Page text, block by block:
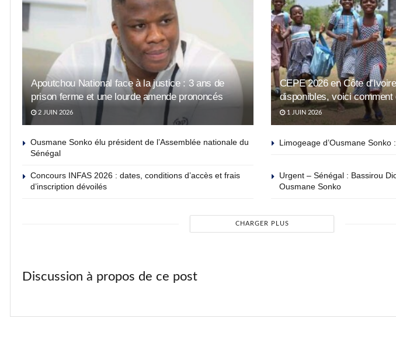
Apoutchou National face à la justice : 3 ans de
prison ferme et une lourde amende prononcés
2 JUIN 2026
CEPE 2026 en Côte
disponibles, voici comment
1 JUIN 2026
Ousmane Sonko élu président de l’Assemblée nationale du
Sénégal
Limogeage d’Ousmane
Concours INFAS 2026 : dates, conditions d’accès et frais
d’inscription dévoilés
Urgent – Sénégal : Bassirou
Ousmane Sonko
CHARGER PLUS
Discussion à propos de ce post